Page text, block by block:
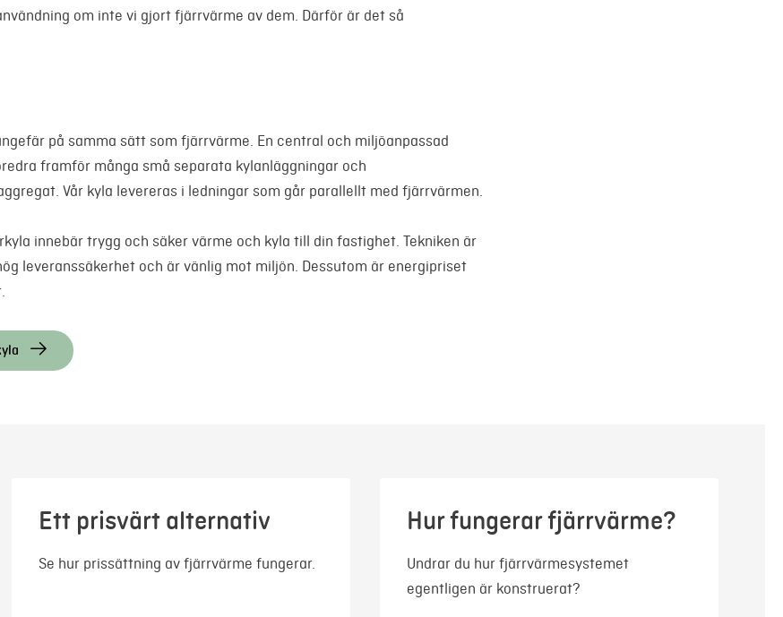
om inte vi gjort fjärrvärme av dem. Därför är det så
på samma sätt som fjärrvärme. En central och miljöanpassad
framför många små separata kylanläggningar och
Vår kyla levereras i ledningar som går parallellt med fjärrvärmen.
innebär trygg och säker värme och kyla till din fastighet. Tekniken är
leveranssäkerhet och är vänlig mot miljön. Dessutom är energipriset
Ett prisvärt alternativ
Se hur prissättning av fjärrvärme fungerar.
Hur fungerar fjärrvärme?
Undrar du hur fjärrvärmesystemet
egentligen är konstruerat?